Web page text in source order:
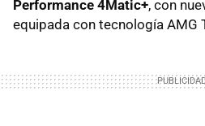
Performance 4Matic+, con
equipada con tecnología AMG